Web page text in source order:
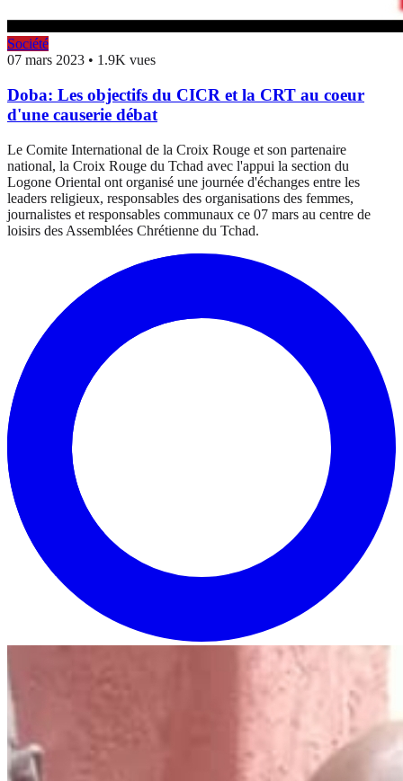
Société
07 mars 2023 • 1.9K vues
Doba: Les objectifs du CICR et la CRT au coeur
d'une causerie débat
Le Comite International de la Croix Rouge et son partenaire
national, la Croix Rouge du Tchad avec l'appui la section du
Logone Oriental ont organisé une journée d'échanges entre les
leaders religieux, responsables des organisations des femmes,
journalistes et responsables communaux ce 07 mars au centre de
loisirs des Assemblées Chrétienne du Tchad.